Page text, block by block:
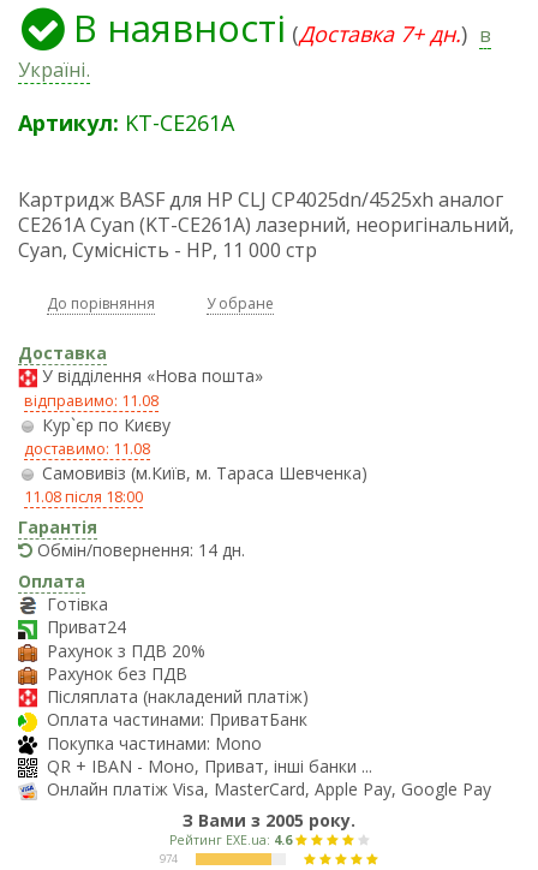
В наявності (Доставка 7+ дн.) в
Україні.
Артикул: KT-CE261A
Картридж BASF для HP CLJ CP4025dn/4525xh аналог
CE261A Cyan (KT-CE261A) лазерний, неоригінальний,
Cyan, Сумісність - HP, 11 000 стр
До порівняння У обране
Доставка
У відділення «Нова пошта»
відправимо: 11.08
Кур`єр по Києву
доставимо: 11.08
Самовивіз (м.Київ, м. Тараса Шевченка)
11.08 після 18:00
Гарантія
Обмін/повернення: 14 дн.
Оплата
Готівка
Приват24
Рахунок з ПДВ 20%
Рахунок без ПДВ
Післяплата (накладений платіж)
Оплата частинами: ПриватБанк
Покупка частинами: Mono
QR + IBAN - Моно, Приват, інші банки ...
Онлайн платіж Visa, MasterCard, Apple Pay, Google Pay
З Вами з 2005 року.